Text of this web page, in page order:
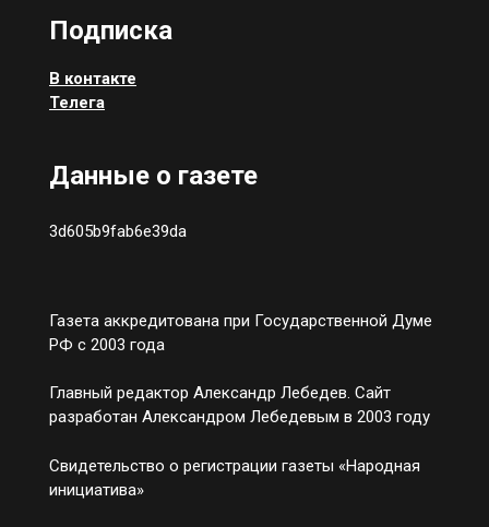
Подписка
В контакте
Телега
Данные о газете
3d605b9fab6e39da
Газета аккредитована при Государственной Думе
РФ с 2003 года
Главный редактор Александр Лебедев. Сайт
разработан Александром Лебедевым в 2003 году
Свидетельство о регистрации газеты «Народная
инициатива»